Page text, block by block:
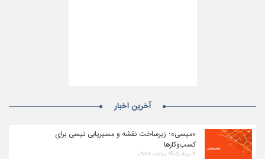
آخرین اخبار
«مپسی»؛ زیرساخت نقشه و مسیریابی تپسی برای
کسب‌وکارها
۷ مرداد ۱۴۰۵ ساعت ۰۹:۲۸